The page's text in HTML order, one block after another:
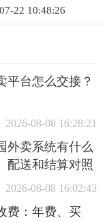
清单
22 10:48:26
平台怎么交接？
2026-08-08 16:28:21
外卖系统有什么
配送和结算对照
2026-08-08 16:02:43
费：年费、买